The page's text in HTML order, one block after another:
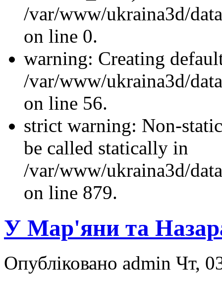
/var/www/ukraina3d/
on line 0.
warning: Creating
/var/www/ukraina3d/
on line 56.
strict warning: Non-
be called statically in
/var/www/ukraina3d/
on line 879.
У Мар'яни та
Опубліковано admin Чт,